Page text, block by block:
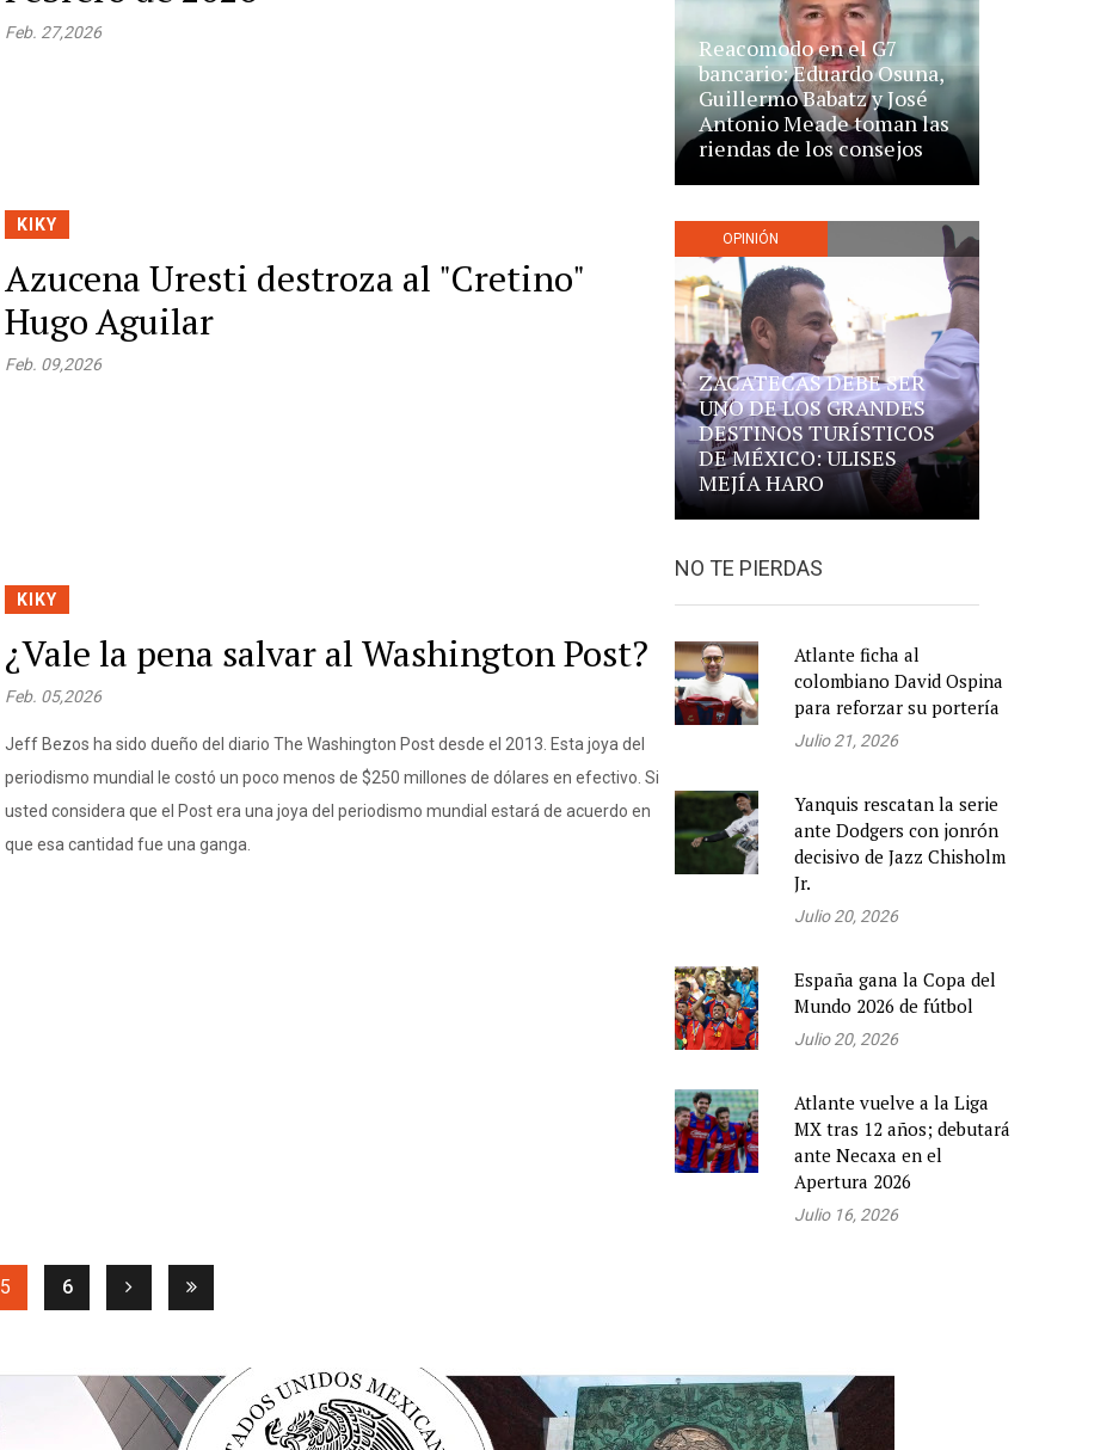
Feb. 27,2026
KIKY
Azucena Uresti destroza al "Cretino"
Hugo Aguilar
Feb. 09,2026
KIKY
¿Vale la pena salvar al Washington Post?
Feb. 05,2026
Jeff Bezos ha sido dueño del diario The Washington Post desde el 2013. Esta joya del
periodismo mundial le costó un poco menos de $250 millones de dólares en efectivo. Si
usted considera que el Post era una joya del periodismo mundial estará de acuerdo en
que esa cantidad fue una ganga.
Reacomodo en el G7
bancario: Eduardo Osuna,
Guillermo Babatz y José
Antonio Meade toman las
riendas de los consejos
OPINIÓN
ZACATECAS DEBE SER
UNO DE LOS GRANDES
DESTINOS TURÍSTICOS
DE MÉXICO: ULISES
MEJÍA HARO
NO TE PIERDAS
Atlante ficha al
colombiano David Ospina
para reforzar su portería
Julio 21, 2026
Yanquis rescatan la serie
ante Dodgers con jonrón
decisivo de Jazz Chisholm
Jr.
Julio 20, 2026
España gana la Copa del
Mundo 2026 de fútbol
Julio 20, 2026
Atlante vuelve a la Liga
MX tras 12 años; debutará
ante Necaxa en el
Apertura 2026
Julio 16, 2026
5(current)
6